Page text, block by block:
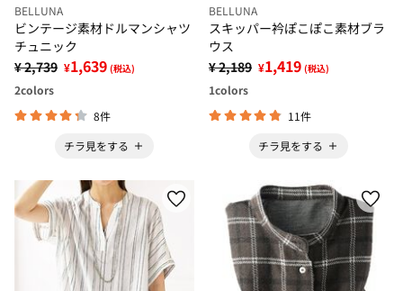
BELLUNA
ビンテージ素材ドルマンシャツ
チュニック
¥ 2,739 ¥1,639 (税込)
2colors
8件
チラ見をする
BELLUNA
スキッパー衿ぽこぽこ素材ブラ
ウス
¥ 2,189 ¥1,419 (税込)
1colors
11件
チラ見をする